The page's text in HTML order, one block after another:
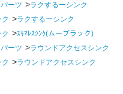
ーツ
ラクするーシンク
ラクするーシンク
ｽｷﾏﾚｽｼﾝｸ(ムーブラック)
ーツ
ラウンドアクセスシンク
ラウンドアクセスシンク